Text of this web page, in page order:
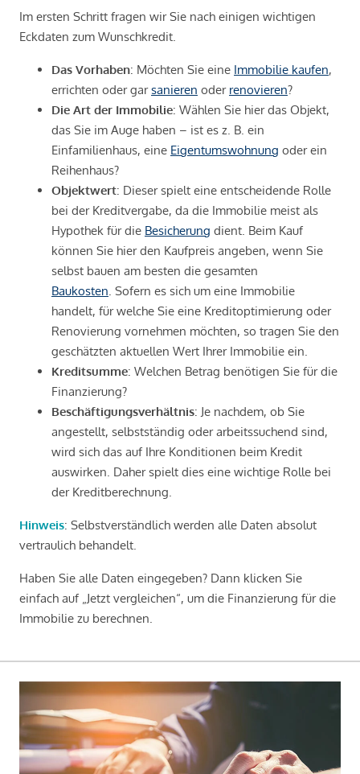
Im ersten Schritt fragen wir Sie nach einigen wichtigen
Eckdaten zum Wunschkredit.
Das Vorhaben: Möchten Sie eine Immobilie kaufen,
errichten oder garsanieren oder renovieren?
Die Art der Immobilie: Wählen Sie hier das Objekt,
das Sie im Auge haben – ist es z. B. ein
Einfamilienhaus, eine Eigentumswohnung oder ein
Reihenhaus?
Objektwert: Dieser spielt eine entscheidende Rolle
bei der Kreditvergabe, da die Immobilie meist als
Hypothek für die Besicherung dient. Beim Kauf
können Sie hier den Kaufpreis angeben, wenn Sie
selbst bauen am besten die gesamten
Baukosten . Sofern es sich um eine Immobilie
handelt, für welche Sie eine Kreditoptimierung oder
Renovierung vornehmen möchten, so tragen Sie den
geschätzten aktuellen Wert Ihrer Immobilie ein.
Kreditsumme: Welchen Betrag benötigen Sie für die
Finanzierung?
Beschäftigungsverhältnis: Je nachdem, ob Sie
angestellt, selbstständig oder arbeitssuchend sind,
wird sich das auf Ihre Konditionen beim Kredit
auswirken. Daher spielt dies eine wichtige Rolle bei
der Kreditberechnung.
Hinweis: Selbstverständlich werden alle Daten absolut
vertraulich behandelt.
Haben Sie alle Daten eingegeben? Dann klicken Sie
einfach auf „Jetzt vergleichen“, um die Finanzierung für die
Immobilie zu berechnen.